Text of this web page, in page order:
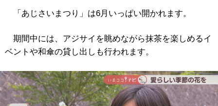
「あじさいまつり」は6月いっぱい開かれます。
期間中には、アジサイを眺めながら抹茶を楽しめるイ
ベントや和傘の貸し出しも行われます。